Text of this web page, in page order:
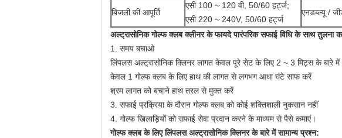
बिजली की आपूर्ति
एसी 100 ~ 120 वी, 50/60 हर्ट्ज;
एसी 220 ~ 240V, 50/60 हर्ट्ज
एनडब्ल्यू /
अल्ट्रासोनिक गोल्फ क्लब क्लीनर के फायदे पारंपरिक सफाई विधि के साथ तुलना
1. समय बचाओ
लिंपलस अल्ट्रासोनिक क्लिनर लागत केवल पूरे सेट के लिए 2 ~ 3 मिट्स के बारे
केवल 1 गोल्फ क्लब के लिए हाथ की लागत से लगभग आधा घंटे साफ करें
श्रम लागत को बचाने हाथ तरल से मुक्त करें
3. सफाई प्रक्रिया के दौरान गोल्फ क्लब को कोई शक्तिशाली नुकसान नहीं
4. गोल्फ खिलाड़ियों को सफाई सेवा प्रदान करने के माध्यम से पैसे कमाएं।
गोल्फ क्लब के लिए लिंपलस अल्ट्रासोनिक क्लिनर के बारे में सामान्य प्रश्न: